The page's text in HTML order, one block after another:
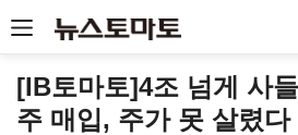
[IB토마토]4조 넘게 사
주 매입, 주가 못 살렸다